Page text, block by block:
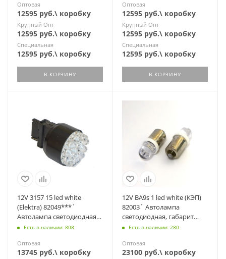
Оптовая
12595 руб.\ коробку
Крупный Опт
12595 руб.\ коробку
Специальная
12595 руб.\ коробку
В КОРЗИНУ
Оптовая
12595 руб.\ коробку
Крупный Опт
12595 руб.\ коробку
Специальная
12595 руб.\ коробку
В КОРЗИНУ
12V 3157 15 led white
(Elektra) 82049***`
Автолампа светодиодная
(P27/7W w2.5x16q)
Есть в наличии: 808
Оптовая
13745 руб.\ коробку
12V BA9s 1 led white (КЭП)
82003` Автолампа
светодиодная, габарит
(А12-4, АМН12-3)
Есть в наличии: 280
Оптовая
23100 руб.\ коробку